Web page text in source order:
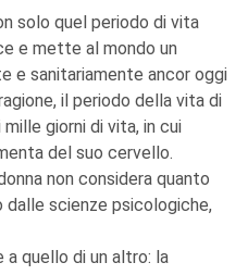
solo quel periodo di vita
e mette al mondo un
e sanitariamente ancor oggi
il periodo della vita di
giorni di vita, in cui
del suo cervello.
non considera quanto
scienze psicologiche,
a quello di un altro: la